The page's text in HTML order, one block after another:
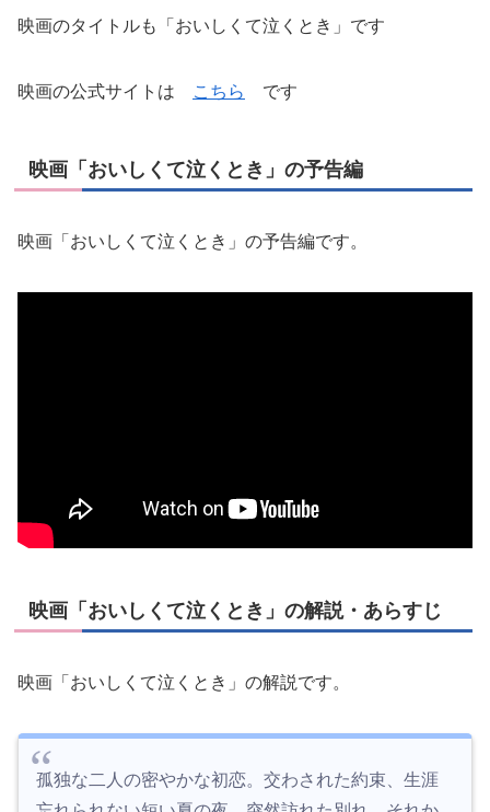
映画のタイトルも「おいしくて泣くとき」です
映画の公式サイトは こちら です
映画「おいしくて泣くとき」の予告編
映画「おいしくて泣くとき」の予告編です。
映画「おいしくて泣くとき」の解説・あらすじ
映画「おいしくて泣くとき」の解説です。
孤独な二人の密やかな初恋。交わされた約束、生涯